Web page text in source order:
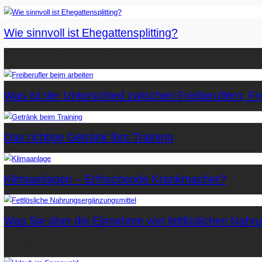
Wie sinnvoll ist Ehegattensplitting?
Was ist der Unterschied zwischen Freiberuflern,
Das richtige Getränk fürs Training
Klimaanlagen – Erfrischende Krankmacher?
Was Sie über die Einnahme von fettlöslichen